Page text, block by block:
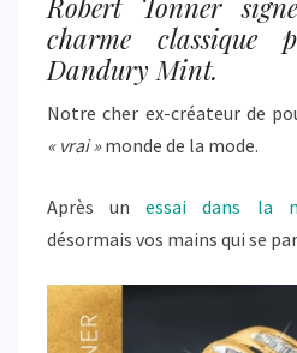
charme classique
Dandury Mint.
Notre cher ex-créateur de
« vrai »monde de la mode.
Après unessai dans la
désormais vos mains qui se